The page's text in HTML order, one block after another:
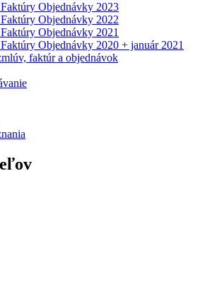
Objednávky 2023
Objednávky 2022
Objednávky 2021
Objednávky 2020 + január 2021
faktúr a objednávok